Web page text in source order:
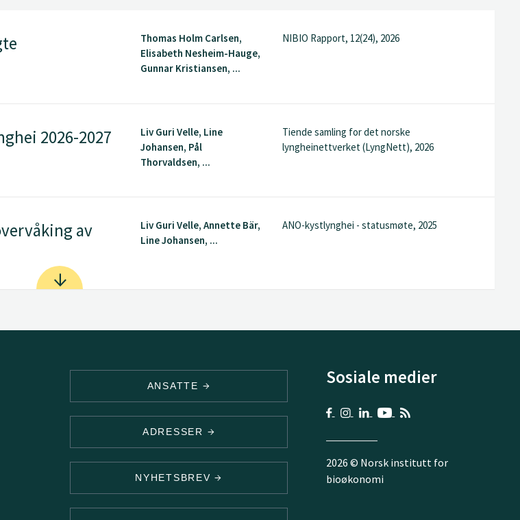
Thomas Holm Carlsen,
Elisabeth Nesheim-Hauge,
Gunnar Kristiansen, ...
NIBIO Rapport, 12(24), 2026
2026-2027
Liv Guri Velle, Line
Johansen, Pål
Thorvaldsen, ...
Tiende samling for det norske
lyngheinettverket (LyngNett), 2026
av
Liv Guri Velle, Annette Bär,
Line Johansen, ...
ANO-kystlynghei - statusmøte, 2025
ANSATTE
ADRESSER
NYHETSBREV
Sosiale medier
2026 © Norsk institutt for
bioøkonomi